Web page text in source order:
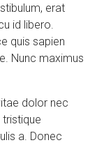
erat
id libero.
quis sapien
Nunc maximus
dolor nec
a. Donec